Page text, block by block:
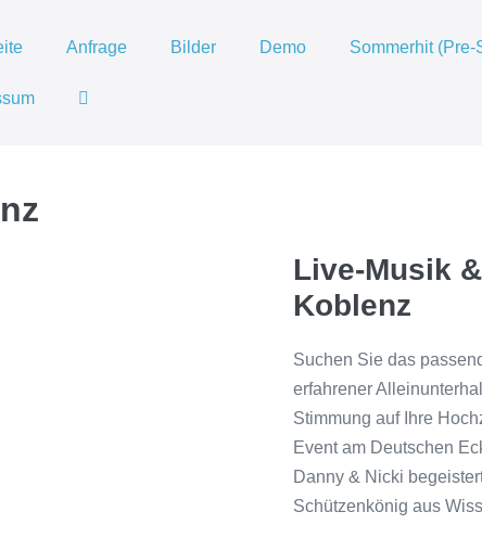
Anfrage Bilder Demo Sommerhit (Pre-
Suche-
Live-Musik
Koblenz
Suchen Sie das
erfahrener
Stimmung auf Ihre
Event am Deutschen
Danny & Nicki
Schützenkönig aus